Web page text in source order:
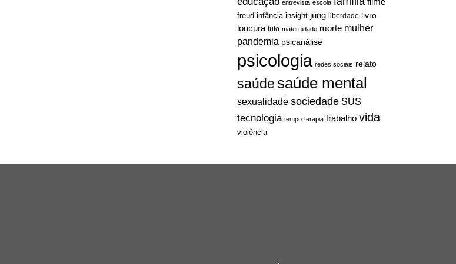
entrevista escola
freud infância insight jung liberdade livro
loucura luto maternidade morte mulher
pandemia psicanálise
psicologia redes sociais relato
saúdesaúde mental
sexualidade sociedade SUS
tecnologia tempo terapia trabalho vida
violência